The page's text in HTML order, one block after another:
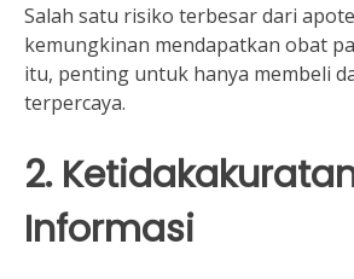
Salah satu risiko terbesar dari
kemungkinan mendapatkan obat
itu, penting untuk hanya membeli
terpercaya.
2.
Informasi